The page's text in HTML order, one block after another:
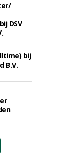
DSV
bij
B.V.